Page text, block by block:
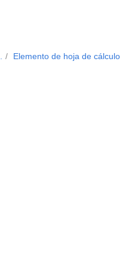
Elemento de hoja de cálculo